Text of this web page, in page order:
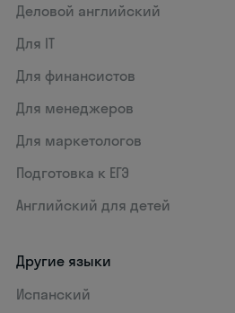
Деловой английский
Для IT
Для финансистов
Для менеджеров
Для маркетологов
Подготовка к ЕГЭ
Английский для детей
Другие языки
Испанский